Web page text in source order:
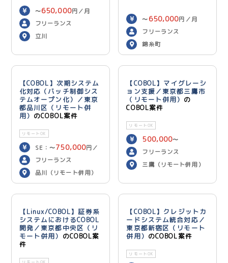
〜650,000円／月
フリーランス
立川
〜 650,000円／月
フリーランス
錦糸町
【COBOL】次期システム
化対応（バッチ制御シス
テムオープン化）／東京
都品川区（リモート併
用） のCOBOL案件
リモートOK
SE：〜750,000円／
月 PG：〜700,000
／月
フリーランス
品川（リモート併用）
【COBOL】マイグレーシ
ョン支援／東京都三鷹市
（リモート併用） の
COBOL案件
リモートOK
500,000〜
600,000 円／月
フリーランス
三鷹（リモート併用）
【Linux/COBOL】証券系
システムにおけるCOBOL
開発／東京都中央区（リ
モート併用） のCOBOL案
件
リモートOK
【COBOL】クレジットカ
ードシステム統合対応／
東京都新宿区（リモート
併用） のCOBOL案件
リモートOK